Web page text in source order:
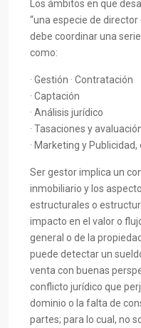
Los ámbitos en que
“una especie de
debe coordinar una
como:
· Gestión · Contratación
· Captación
· Análisis jurídico
· Tasaciones y
· Marketing y
Ser gestor implica un
inmobiliario y los
estructurales o
impacto en el valor o
general o de la
puede detectar un
venta con buenas
conflicto jurídico que
dominio o la falta de
partes; para lo cual, no